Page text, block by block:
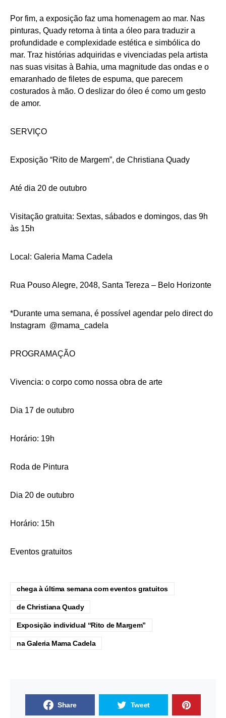
Por fim, a exposição faz uma homenagem ao mar. Nas
pinturas, Quady retorna à tinta a óleo para traduzir a
profundidade e complexidade estética e simbólica do
mar. Traz histórias adquiridas e vivenciadas pela artista
nas suas visitas à Bahia, uma magnitude das ondas e o
emaranhado de filetes de espuma, que parecem
costurados à mão. O deslizar do óleo é como um gesto
de amor.
SERVIÇO
Exposição “Rito de Margem”, de Christiana Quady
Até dia 20 de outubro
Visitação gratuita: Sextas, sábados e domingos, das 9h
às 15h
Local: Galeria Mama Cadela
Rua Pouso Alegre, 2048, Santa Tereza – Belo Horizonte
*Durante uma semana, é possível agendar pelo direct do
Instagram @mama_cadela
PROGRAMAÇÃO
Vivencia: o corpo como nossa obra de arte
Dia 17 de outubro
Horário: 19h
Roda de Pintura
Dia 20 de outubro
Horário: 15h
Eventos gratuitos
chega à última semana com eventos gratuitos
de Christiana Quady
Exposição individual “Rito de Margem”
na Galeria Mama Cadela
Share Tweet